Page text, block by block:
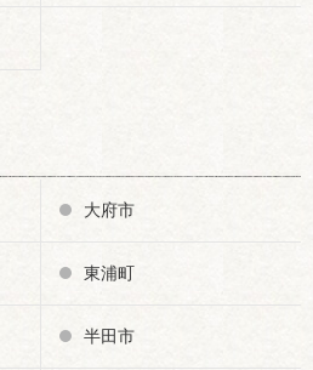
大府市
東浦町
半田市